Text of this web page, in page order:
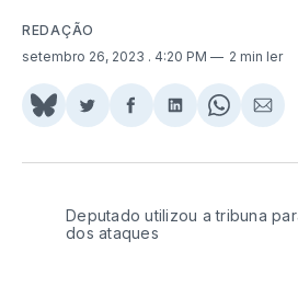
REDAÇÃO
setembro 26, 2023 . 4:20 PM 2 min ler
Share
BlueSky
Compartilhar
Twitter
Compartilhar
Facebook
Compartilhar
LinkedIn
Share
Deputado utilizou a tribuna
dos ataques